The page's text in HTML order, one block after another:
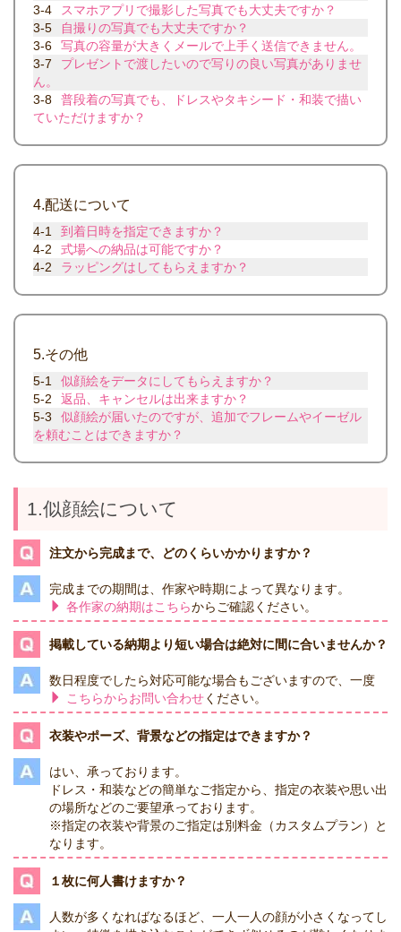
3-4
スマホアプリで撮影した写真でも大丈夫ですか？
3-5
自撮りの写真でも大丈夫ですか？
3-6
写真の容量が大きくメールで上手く送信できません。
3-7
プレゼントで渡したいので写りの良い写真がありませ
ん。
3-8
普段着の写真でも、ドレスやタキシード・和装で描い
ていただけますか？
4.配送について
4-1
到着日時を指定できますか？
4-2
式場への納品は可能ですか？
4-2
ラッピングはしてもらえますか？
5.その他
5-1
似顔絵をデータにしてもらえますか？
5-2
返品、キャンセルは出来ますか？
5-3
似顔絵が届いたのですが、追加でフレームやイーゼル
を頼むことはできますか？
1.似顔絵について
注文から完成まで、どのくらいかかりますか？
完成までの期間は、作家や時期によって異なります。
各作家の納期はこちらからご確認ください。
掲載している納期より短い場合は絶対に間に合いませんか？
数日程度でしたら対応可能な場合もございますので、一度
こちらからお問い合わせください。
衣装やポーズ、背景などの指定はできますか？
はい、承っております。
ドレス・和装などの簡単なご指定から、指定の衣装や思い出
の場所などのご要望承っております。
※指定の衣装や背景のご指定は別料金（カスタムプラン）と
なります。
１枚に何人書けますか？
人数が多くなればなるほど、一人一人の顔が小さくなってし